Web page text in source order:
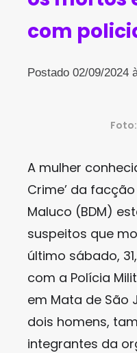
com
Postado 02/09/2024
A mulher
Crime’ da
Maluco (BDM)
suspeitos que
último sábado,
com a Polícia
em Mata de São
dois homens,
integrantes da